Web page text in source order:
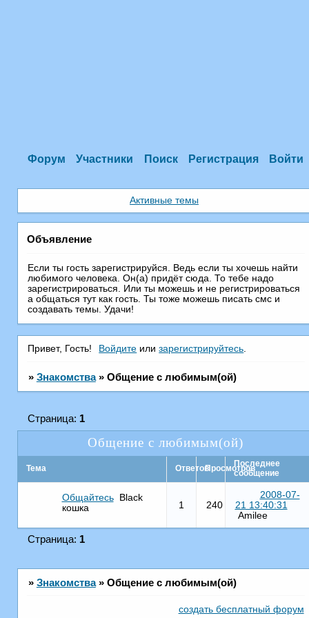
Форум Участники Поиск Регистрация Войти
Активные темы
Объявление
Если ты гость зарегистрируйся. Ведь если ты хочешь найти
любимого человека. Он(а) придёт сюда. То тебе надо
зарегистрироваться. Или ты можешь и не регистрироваться
а общаться тут как гость. Ты тоже можешь писать смс и
создавать темы. Удачи!
Привет, Гость! Войдите илизарегистрируйтесь
» Знакомства » Общение с любимым(ой)
Общение с любимым(ой)
Страница: 1
Тема ОтветовПросмотровПоследнее
сообщение
Общайтесь
Black
кошка
1 240
2008-07-
21 13:40:31
Amilee
Страница: 1
» Знакомства » Общение с любимым(ой)
создать бесплатный форум